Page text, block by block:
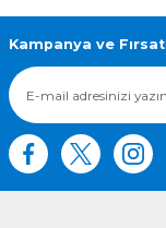
Kampanya ve